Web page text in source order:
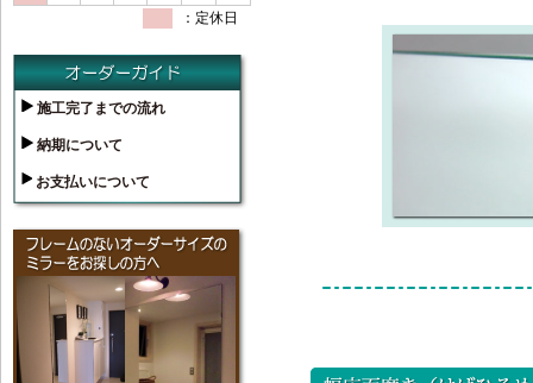
：定休日
施工完了までの流れ
納期について
お支払いについて